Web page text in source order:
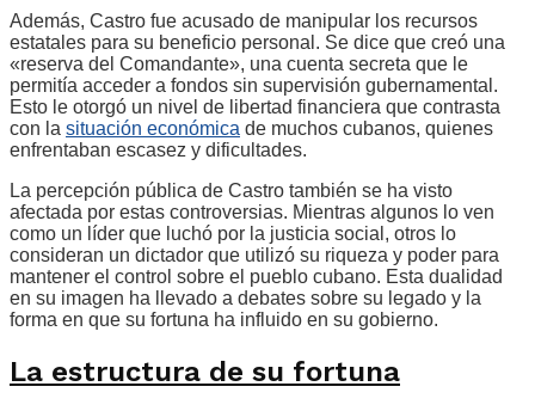
Además, Castro fue acusado de manipular los recursos
estatales para su beneficio personal. Se dice que creó una
«reserva del Comandante», una cuenta secreta que le
permitía acceder a fondos sin supervisión gubernamental.
Esto le otorgó un nivel de libertad financiera que contrasta
con la situación económica de muchos cubanos, quienes
enfrentaban escasez y dificultades.
La percepción pública de Castro también se ha visto
afectada por estas controversias. Mientras algunos lo ven
como un líder que luchó por la justicia social, otros lo
consideran un dictador que utilizó su riqueza y poder para
mantener el control sobre el pueblo cubano. Esta dualidad
en su imagen ha llevado a debates sobre su legado y la
forma en que su fortuna ha influido en su gobierno.
La estructura de su fortuna